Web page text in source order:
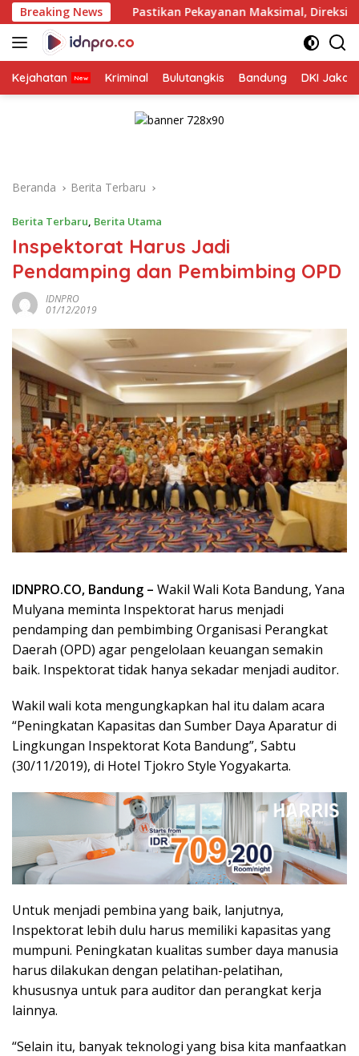
Langsung
ke
konten
Breaking News
Pastikan Pekayanan Maksimal, Direksi Jasa Raharja
Kejahatan Kriminal Bulutangkis Bandung DKI
Beranda Berita Terbaru
Berita Terbaru, Berita Utama
Inspektorat Harus Jadi
Pendamping dan Pembimbing OPD
IDNPRO
01/12/2019
IDNPRO.CO, Bandung – Wakil Wali Kota Bandung, Yana
Mulyana meminta Inspektorat harus menjadi
pendamping dan pembimbing Organisasi Perangkat
Daerah (OPD) agar pengelolaan keuangan semakin
baik. Inspektorat tidak hanya sekadar menjadi auditor.
Wakil wali kota mengungkapkan hal itu dalam acara
“Peningkatan Kapasitas dan Sumber Daya Aparatur di
Lingkungan Inspektorat Kota Bandung”, Sabtu
(30/11/2019), di Hotel Tjokro Style Yogyakarta.
Untuk menjadi pembina yang baik, lanjutnya,
Inspektorat lebih dulu harus memiliki kapasitas yang
mumpuni. Peningkatan kualitas sumber daya manusia
harus dilakukan dengan pelatihan-pelatihan,
khususnya untuk para auditor dan perangkat kerja
lainnya.
“Selain itu, banyak teknologi yang bisa kita manfaatkan